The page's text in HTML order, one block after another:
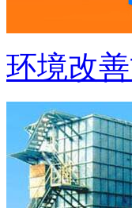
环境改